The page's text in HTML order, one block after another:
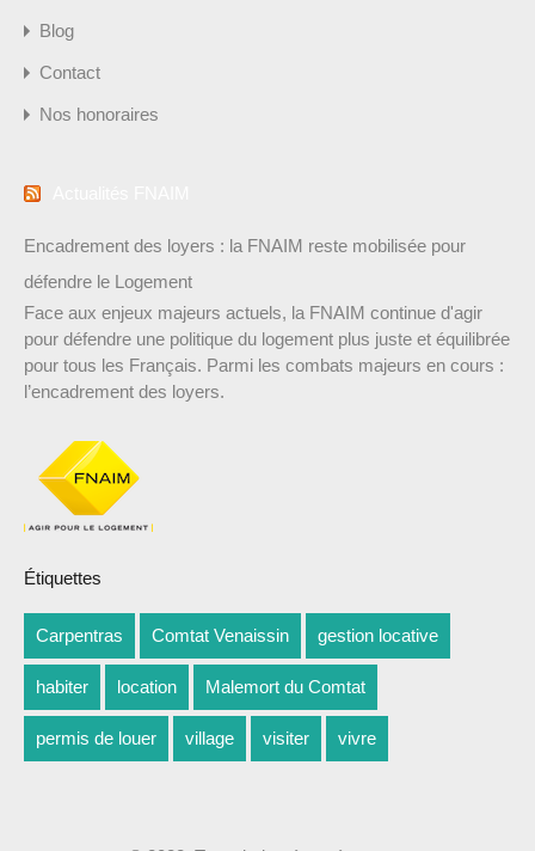
Blog
Contact
Nos honoraires
Encadrement des loyers : la FNAIM reste mobilisée pour
défendre le Logement
Face aux enjeux majeurs actuels, la FNAIM continue d'agir
pour défendre une politique du logement plus juste et équilibrée
pour tous les Français. Parmi les combats majeurs en cours :
l’encadrement des loyers.
Étiquettes
Carpentras Comtat Venaissin gestion locative
habiter location Malemort du Comtat
permis de louer village visiter vivre